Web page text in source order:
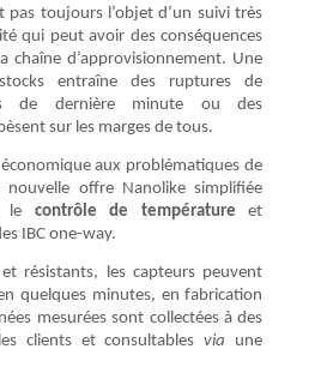
toujours l’objet d’un suivi très
qui peut avoir des conséquences
chaîne d’approvisionnement. Une
entraîne des ruptures de
de dernière minute ou des
sur les marges de tous.
aux problématiques de
offre Nanolike simplifiée
le contrôle de température et
IBC one-way.
résistants, les capteurs peuvent
quelques minutes, en fabrication
mesurées sont collectées à des
clients et consultablesvia une